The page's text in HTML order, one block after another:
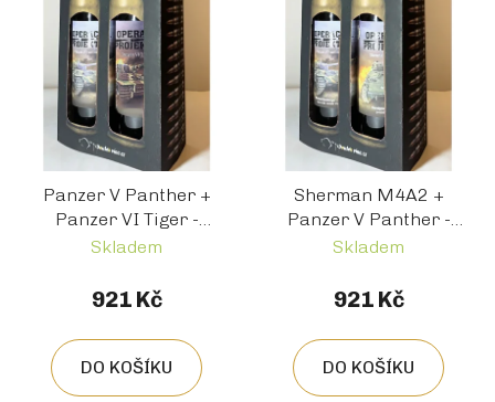
Panzer V Panther +
Panzer VI Tiger -
Dárkový box 2 vína:
2022+ Neuburské
AVC Viena
Skladem
921 Kč
DO KOŠÍKU
Sherman M4A2 +
Panzer V Panther -
dárkový box 2 vína:
Neronet Blauburger
Viena
Skladem
921 Kč
DO KOŠÍKU